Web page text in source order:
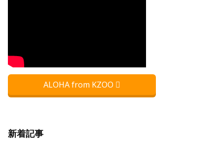
ALOHA from KZOO
新着記事